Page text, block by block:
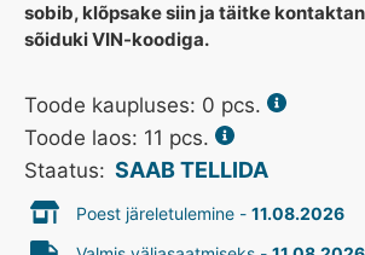
sobib, klõpsake siin ja täitke
sõiduki VIN-koodiga.
Toode kaupluses: 0 pcs.
Toode laos: 11 pcs.
Staatus: SAAB TELLIDA
Poest järeletulemine - 11.08.2026